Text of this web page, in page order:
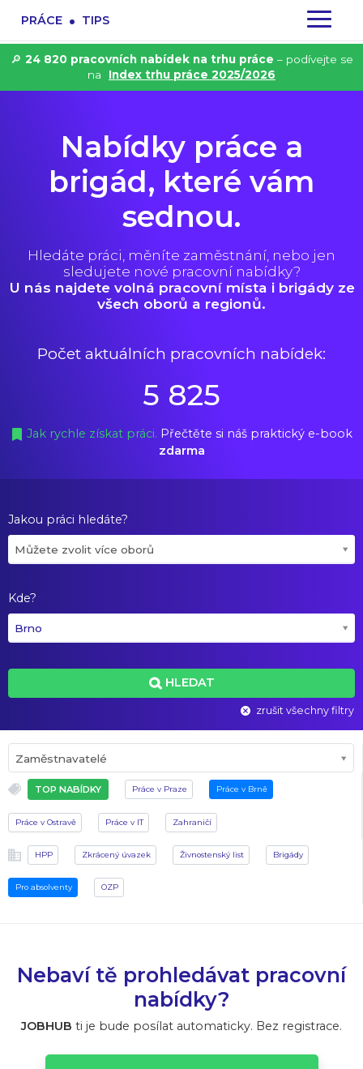
PRÁCE . TIPS
🔎 24 820 pracovních nabídek na trhu práce – podívejte se
na
Index trhu práce 2025/2026
Nabídky práce a
brigád, které vám
sednou.
Hledáte práci, měníte zaměstnání, nebo jen
sledujete nové pracovní nabídky?
U nás najdete volná pracovní místa i brigády ze
všech oborů a regionů.
Počet aktuálních pracovních nabídek:
5 825
Jak rychle získat práci. Přečtěte si náš praktický e-book
zdarma
Jakou práci hledáte?
Můžete zvolit více oborů
Kde?
Brno
HLEDAT
zrušit všechny filtry
Zaměstnavatelé
TOP NABÍDKY Práce v Praze Práce v Brně
Práce v Ostravě Práce v IT Zahraničí
HPP Zkrácený úvazek Živnostenský list Brigády
Pro absolventy OZP
Nebaví tě prohledávat pracovní
nabídky?
JOBHUB ti je bude posílat automaticky. Bez registrace.